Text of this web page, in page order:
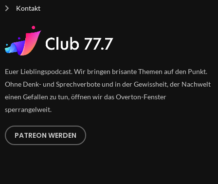
Kontakt
Euer Lieblingspodcast. Wir bringen brisante Themen auf den Punkt.
Ohne Denk- und Sprechverbote und in der Gewissheit, der Nachwelt
einen Gefallen zu tun, öffnen wir das Overton-Fenster
sperrangelweit.
PATREON WERDEN